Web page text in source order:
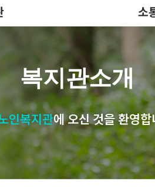
비스
소
공
주요
언
복지관소개
인복지관에 오신 것을 환영